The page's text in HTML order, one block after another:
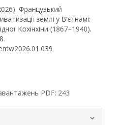
Французький
землі у В’єтнамі:
Кохінхіни (1867–1940).
PDF: 243